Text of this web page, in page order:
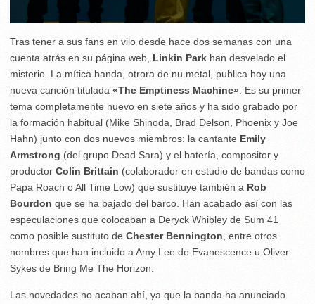
Tras tener a sus fans en vilo desde hace dos semanas con una
cuenta atrás en su página web, Linkin Park han desvelado el
misterio. La mítica banda, otrora de nu metal, publica hoy una
nueva canción titulada «The Emptiness Machine» . Es su primer
tema completamente nuevo en siete años y ha sido grabado por
la formación habitual (Mike Shinoda, Brad Delson, Phoenix y Joe
Hahn) junto con dos nuevos miembros: la cantante Emily
Armstrong (del grupo Dead Sara) y el batería, compositor y
productor Colin Brittain (colaborador en estudio de bandas como
Papa Roach o All Time Low) que sustituye también a Rob
Bourdon que se ha bajado del barco. Han acabado así con las
especulaciones que colocaban a Deryck Whibley de Sum 41
como posible sustituto de Chester Bennington , entre otros
nombres que han incluido a Amy Lee de Evanescence u Oliver
Sykes de Bring Me The Horizon.
Las novedades no acaban ahí, ya que la banda ha anunciado